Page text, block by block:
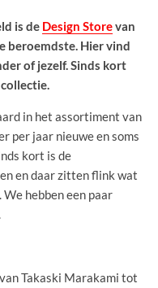
is de Design Storevan
beroemdste. Hier vind
of jezelf. Sinds kort
in het assortiment van
per jaar nieuwe en soms
kort is de
en daar zitten flink wat
hebben een paar
Takaski Marakami tot